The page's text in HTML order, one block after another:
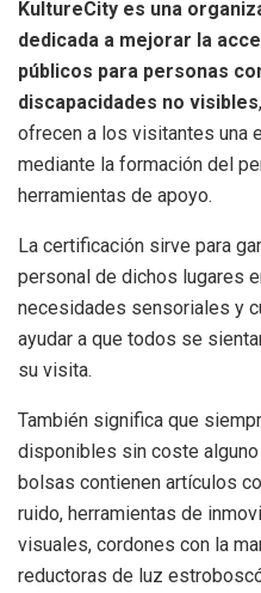
KultureCity es una
dedicada a mejorar la
públicos para personas
discapacidades no visibles
ofrecen a los visitantes una
mediante la formación del
herramientas de apoyo.
La certificación sirve para
personal de dichos lugares
necesidades sensoriales y
ayudar a que todos se
su visita.
También significa que
disponibles sin coste
bolsas contienen artículos
ruido, herramientas de
visuales, cordones con la
reductoras de luz